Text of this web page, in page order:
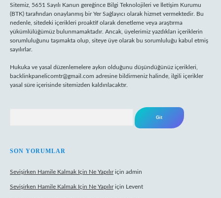
Sitemiz, 5651 Sayılı Kanun gereğince Bilgi Teknolojileri ve İletişim Kurumu
(BTK) tarafından onaylanmış bir Yer Sağlayıcı olarak hizmet vermektedir. Bu
nedenle, sitedeki içerikleri proaktif olarak denetleme veya araştırma
yükümlülüğümüz bulunmamaktadır. Ancak, üyelerimiz yazdıkları içeriklerin
sorumluluğunu taşımakta olup, siteye üye olarak bu sorumluluğu kabul etmiş
sayılırlar.
Hukuka ve yasal düzenlemelere aykırı olduğunu düşündüğünüz içerikleri,
backlinkpanelicomtr@gmail.com adresine bildirmeniz halinde, ilgili içerikler
yasal süre içerisinde sitemizden kaldırılacaktır.
SON YORUMLAR
Sevişirken Hamile Kalmak Için Ne Yapılıriçin admin
Sevişirken Hamile Kalmak Için Ne Yapılıriçin Levent